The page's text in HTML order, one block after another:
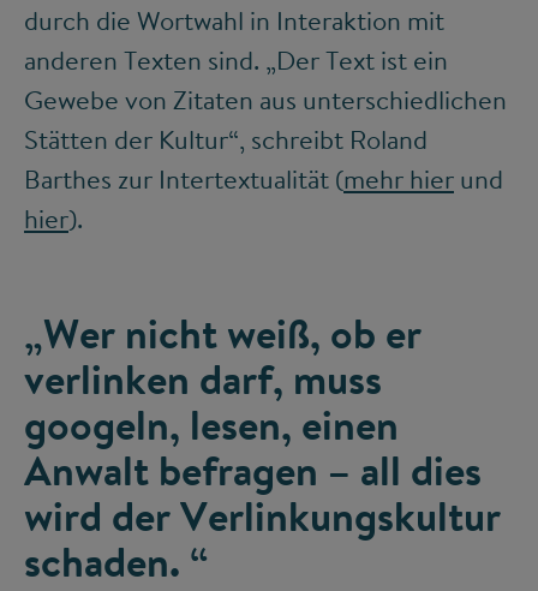
durch die Wortwahl in Interaktion mit
anderen Texten sind. „Der Text ist ein
Gewebe von Zitaten aus unterschiedlichen
Stätten der Kultur“, schreibt Roland
Barthes zur Intertextualität (mehr hier und
hier).
„Wer nicht weiß, ob er
verlinken darf, muss
googeln, lesen, einen
Anwalt befragen – all dies
wird der Verlinkungskultur
schaden. “